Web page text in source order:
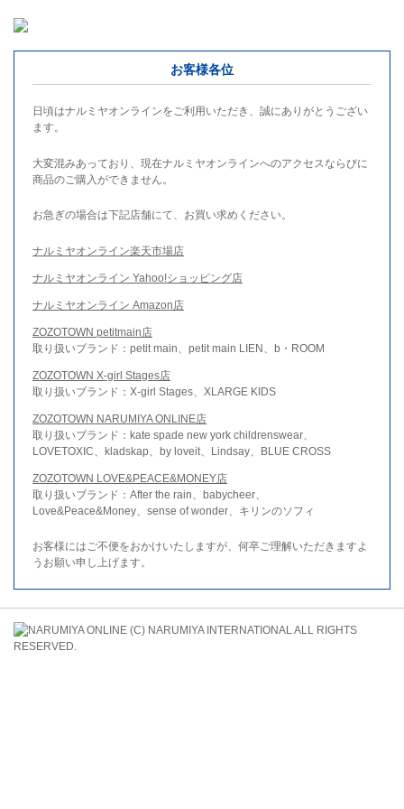
お客様各位
日頃はナルミヤオンラインをご利用いただき、誠にありがとうござい
ます。
大変混みあっており、現在ナルミヤオンラインへのアクセスならびに
商品のご購入ができません。
お急ぎの場合は下記店舗にて、お買い求めください。
ナルミヤオンライン楽天市場店
ナルミヤオンライン Yahoo!ショッピング店
ナルミヤオンライン Amazon店
ZOZOTOWN petitmain店
取り扱いブランド：petit main、petit main LIEN、b・ROOM
ZOZOTOWN X-girl Stages店
取り扱いブランド：X-girl Stages、XLARGE KIDS
ZOZOTOWN NARUMIYA ONLINE店
取り扱いブランド：kate spade new york childrenswear、
LOVETOXIC、kladskap、by loveit、Lindsay、BLUE CROSS
ZOZOTOWN LOVE&PEACE&MONEY店
取り扱いブランド：After the rain、babycheer、
Love&Peace&Money、sense of wonder、キリンのソフィ
お客様にはご不便をおかけいたしますが、何卒ご理解いただきますよ
うお願い申し上げます。